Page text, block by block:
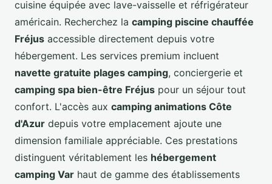
cuisine équipée avec lave-vaisselle et réfrigérateur
américain. Recherchez la camping piscine chauffée
Fréjus accessible directement depuis votre
hébergement. Les services premium incluent
navette gratuite plages camping, conciergerie et
camping spa bien-être Fréjus pour un séjour tout
confort. L'accès aux camping animations Côte
d'Azur depuis votre emplacement ajoute une
dimension familiale appréciable. Ces prestations
distinguent véritablement les hébergement
camping Var haut de gamme des établissements